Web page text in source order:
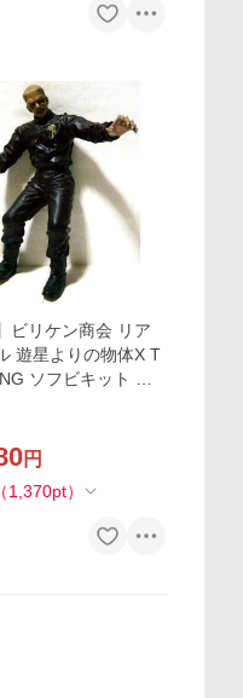
ビリケン商会 リア
遊星よりの物体X T
ソフビキット 組
円
（1,370pt）